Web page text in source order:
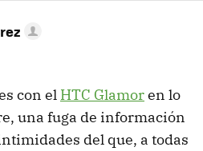
con el HTC Glamoren lo
una fuga de información
del que, a todas